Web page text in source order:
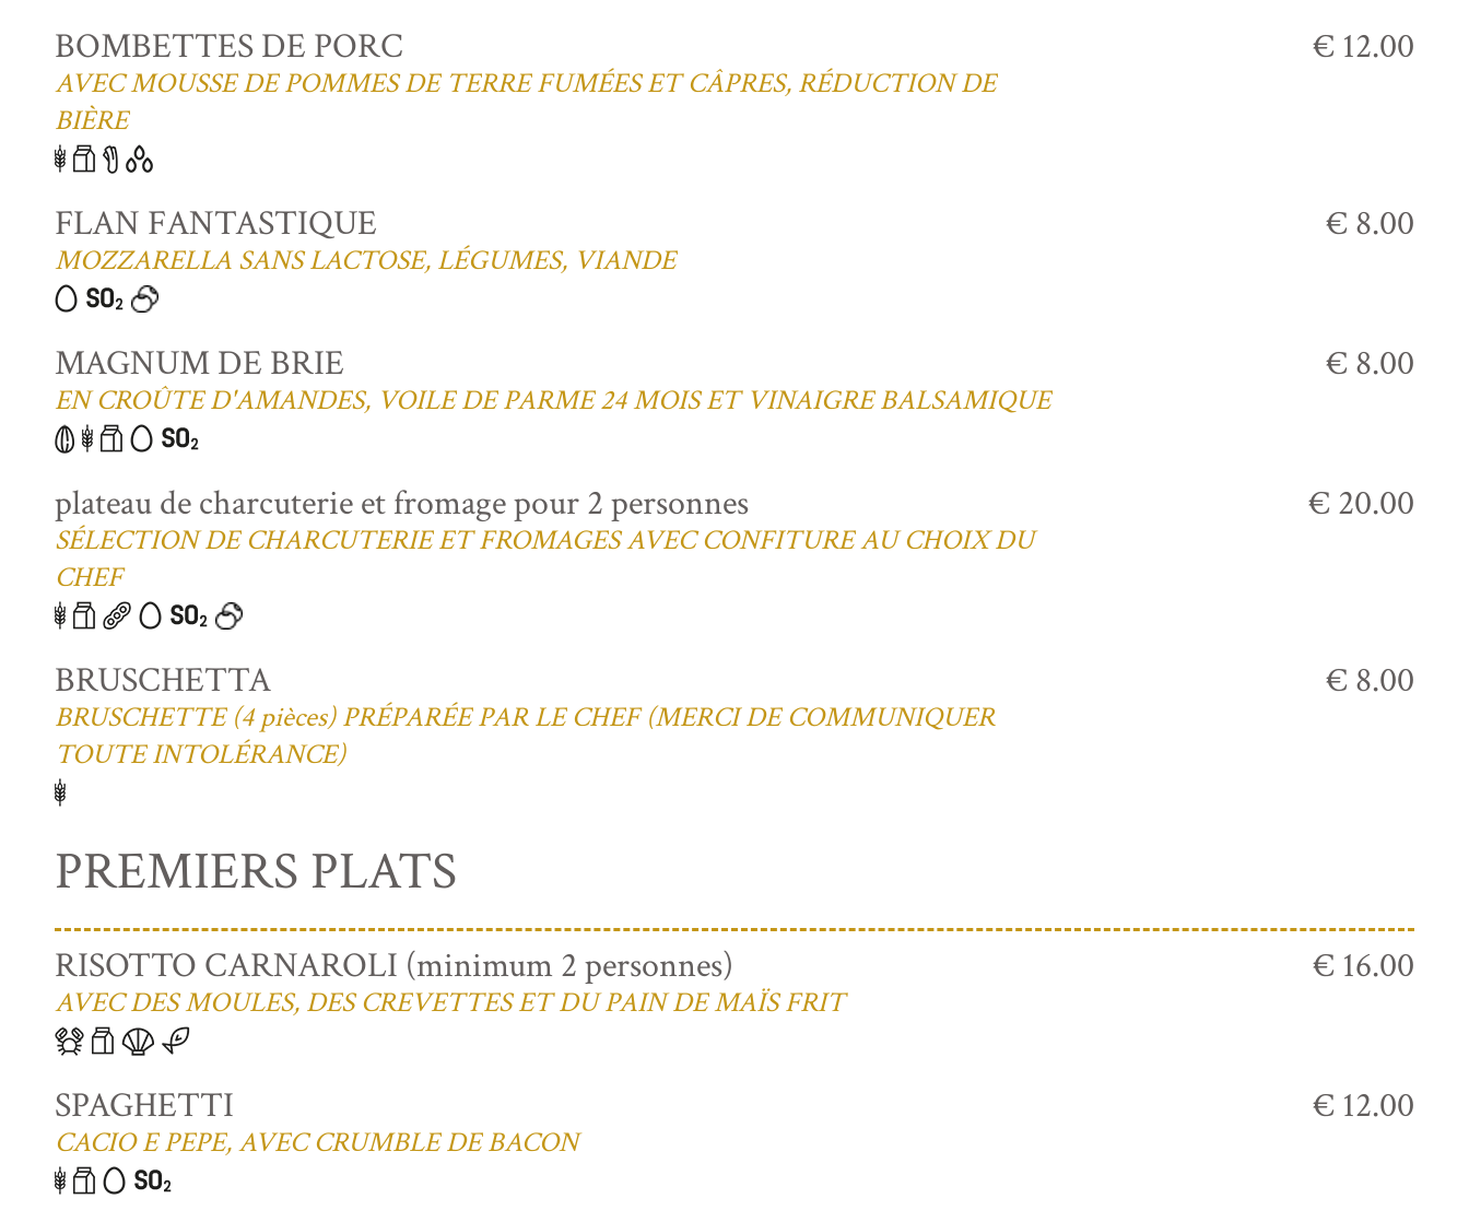
BOMBETTES DE PORC
AVEC MOUSSE DE POMMES DE TERRE FUMÉES ET CÂPRES, RÉDUCTION DE
BIÈRE
€ 12.00
FLAN FANTASTIQUE
MOZZARELLA SANS LACTOSE, LÉGUMES, VIANDE
€ 8.00
MAGNUM DE BRIE
EN CROÛTE D'AMANDES, VOILE DE PARME 24 MOIS ET VINAIGRE BALSAMIQUE
€ 8.00
plateau de charcuterie et fromage pour 2 personnes
SÉLECTION DE CHARCUTERIE ET FROMAGES AVEC CONFITURE AU CHOIX DU
CHEF
€ 20.00
BRUSCHETTA
BRUSCHETTE (4 pièces) PRÉPARÉE PAR LE CHEF (MERCI DE COMMUNIQUER
TOUTE INTOLÉRANCE)
€ 8.00
PREMIERS PLATS
RISOTTO CARNAROLI (minimum 2 personnes)
AVEC DES MOULES, DES CREVETTES ET DU PAIN DE MAÏS FRIT
€ 16.00
SPAGHETTI
CACIO E PEPE, AVEC CRUMBLE DE BACON
€ 12.00